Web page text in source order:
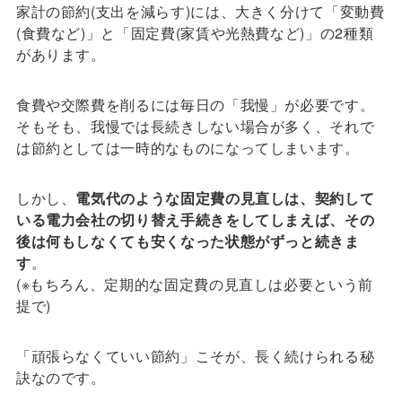
家計の節約(支出を減らす)には、大きく分けて「変動費
(食費など)」と「固定費(家賃や光熱費など)」の2種類
があります。
食費や交際費を削るには毎日の「我慢」が必要です。
そもそも、我慢では長続きしない場合が多く、それで
は節約としては一時的なものになってしまいます。
しかし、 電気代のような固定費の見直しは、契約して
いる電力会社の切り替え手続きをしてしまえば、その
後は何もしなくても安くなった状態がずっと続きま
す。
(※もちろん、定期的な固定費の見直しは必要という前
提で)
「頑張らなくていい節約」こそが、長く続けられる秘
訣なのです。